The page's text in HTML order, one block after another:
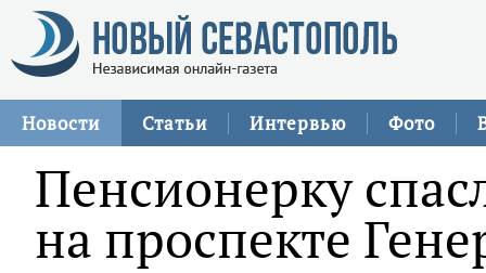
Новости Статьи Интервью Фото
Пенсионерку
на проспекте